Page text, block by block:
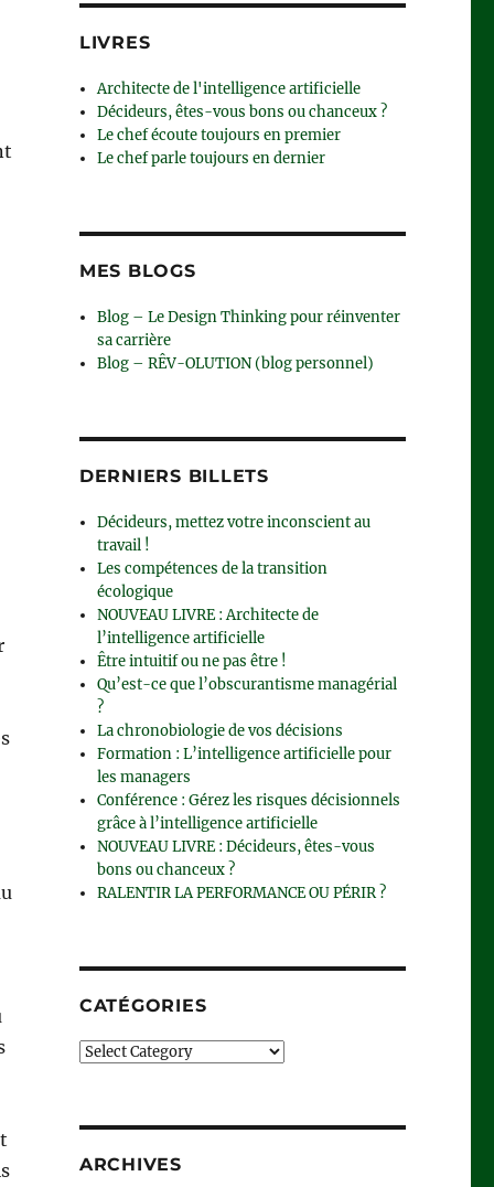
LIVRES
Architecte de l'intelligence artificielle
Décideurs, êtes-vous bons ou chanceux ?
Le chef écoute toujours en premier
Le chef parle toujours en dernier
MES BLOGS
Blog – Le Design Thinking pour réinventer
sa carrière
Blog – RÊV-OLUTION (blog personnel)
DERNIERS BILLETS
Décideurs, mettez votre inconscient au
travail !
Les compétences de la transition
écologique
NOUVEAU LIVRE : Architecte de
l’intelligence artificielle
Être intuitif ou ne pas être !
Qu’est-ce que l’obscurantisme managérial
?
La chronobiologie de vos décisions
Formation : L’intelligence artificielle pour
les managers
Conférence : Gérez les risques décisionnels
grâce à l’intelligence artificielle
NOUVEAU LIVRE : Décideurs, êtes-vous
bons ou chanceux ?
RALENTIR LA PERFORMANCE OU PÉRIR ?
CATÉGORIES
Catégories
ARCHIVES